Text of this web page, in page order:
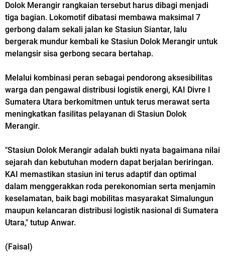
Dolok Merangir rangkaian tersebut harus dibagi menjadi
tiga bagian. Lokomotif dibatasi membawa maksimal 7
gerbong dalam sekali jalan ke Stasiun Siantar, lalu
bergerak mundur kembali ke Stasiun Dolok Merangir untuk
melangsir sisa gerbong secara bertahap.
Melalui kombinasi peran sebagai pendorong aksesibilitas
warga dan pengawal distribusi logistik energi, KAI Divre I
Sumatera Utara berkomitmen untuk terus merawat serta
meningkatkan fasilitas pelayanan di Stasiun Dolok
Merangir.
"Stasiun Dolok Merangir adalah bukti nyata bagaimana nilai
sejarah dan kebutuhan modern dapat berjalan beriringan.
KAI memastikan stasiun ini terus adaptif dan optimal
dalam menggerakkan roda perekonomian serta menjamin
keselamatan, baik bagi mobilitas masyarakat Simalungun
maupun kelancaran distribusi logistik nasional di Sumatera
Utara," tutup Anwar.
(Faisal)